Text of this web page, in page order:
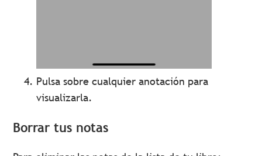
Pulsa sobre cualquier anotación para
visualizarla.
Borrar tus notas